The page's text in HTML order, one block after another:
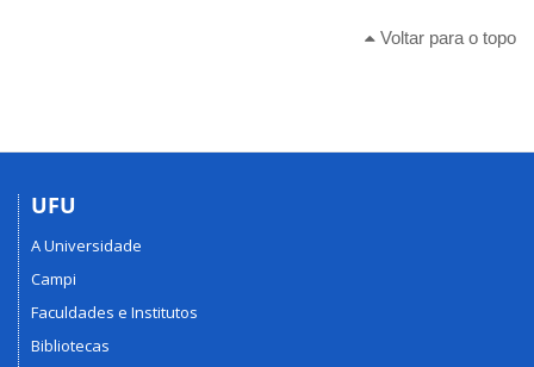
Voltar para o topo
UFU
A Universidade
Campi
Faculdades e Institutos
Bibliotecas